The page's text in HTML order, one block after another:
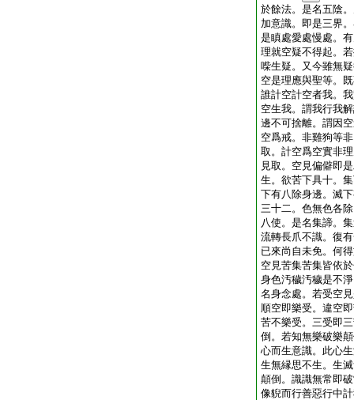
於餘法。是名五陰
加意識。即是三界
是瞋處愛處慢處。
理就空疑不得起。
喍生疑。又今雖無
空是理應與聖等。
誰計空計空者我。
空生我。謂我行我
邊不可捨離。謂因
空爲戒。非雞狗等
取。計空爲空實非
見取。空見偏僻即
生。欲苦下具十。
下有八除身邊。滅
三十二。色無色各
八使。是名集諦。
流轉長爪不識。復
已來尚自未免。何
空見苦集苦集皆依
身色汚穢汚穢是不
名身念處。若受空
順空即樂受。違空
苦不樂受。三受即
倒。若知無樂破樂
心而生意識。此心
生無縁思不生。生
顛倒。識識無常即
像貎而行善惡行中